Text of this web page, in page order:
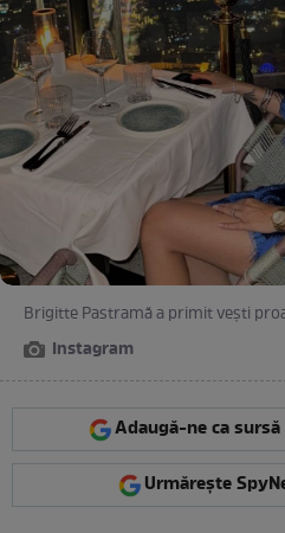
Brigitte Pastramă a primit vești
Instagram
Adaugă-ne ca
Urmărește